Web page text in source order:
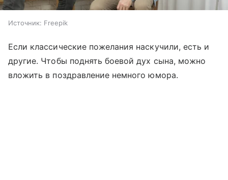
Источник: Freepik
Если классические пожелания наскучили, есть и
другие. Чтобы поднять боевой дух сына, можно
вложить в поздравление немного юмора.